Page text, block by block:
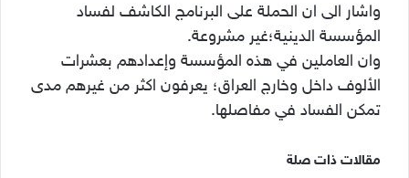
واشار الى ان الحملة على البرنامج الكاشف لفساد
المؤسسة الدينية؛غير مشروعة.
وان العاملين في هذه المؤسسة وإعدادهم بعشرات
الألوف داخل وخارج العراق؛ يعرفون اكثر من غيرهم مدى
تمكن الفساد في مفاصلها.
مقالات ذات صلة